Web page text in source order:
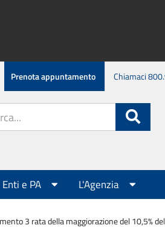
Prenota appuntamento Chiamaci
Enti e PA L'Agenzia
3 rata della maggiorazione del 10,5%